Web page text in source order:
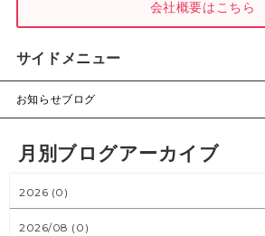
会社概要はこちら
サイドメニュー
お知らせブログ
月別ブログアーカイブ
2026 (0)
2026/08 (0)